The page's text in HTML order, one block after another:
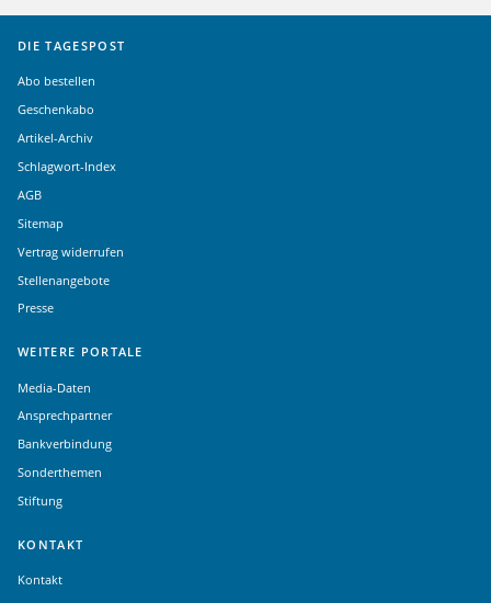
DIE TAGESPOST
Abo bestellen
Geschenkabo
Artikel-Archiv
Schlagwort-Index
AGB
Sitemap
Vertrag widerrufen
Stellenangebote
Presse
WEITERE PORTALE
Media-Daten
Ansprechpartner
Bankverbindung
Sonderthemen
Stiftung
KONTAKT
Kontakt